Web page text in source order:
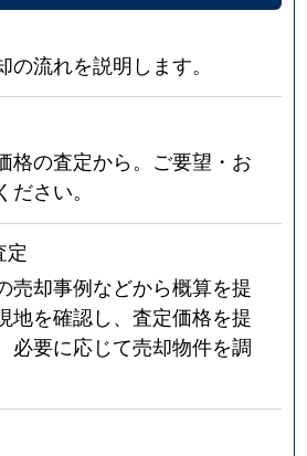
流れを説明します。
格の査定から。ご要望・お
さい。
定
売却事例などから概算を提
地を確認し、査定価格を提
必要に応じて売却物件を調